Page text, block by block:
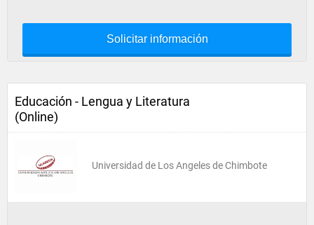
Solicitar información
Educación - Lengua y Literatura
(Online)
Universidad de Los Angeles de Chimbote